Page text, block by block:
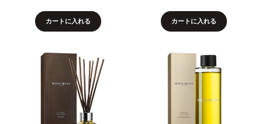
カートに入れる カートに入れる